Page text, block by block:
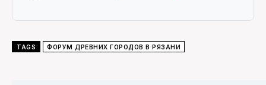
TAGS ФОРУМ ДРЕВНИХ ГОРОДОВ В РЯЗАНИ